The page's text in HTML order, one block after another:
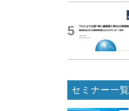
5
セミナー一覧